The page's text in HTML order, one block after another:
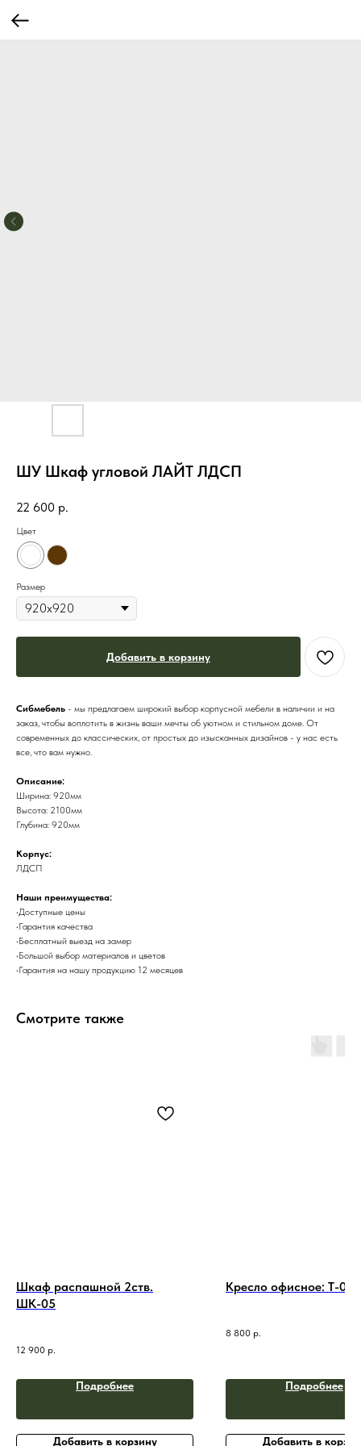
ШУ Шкаф угловой ЛАЙТ ЛДСП
22 600 р.
Цвет
Размер
Добавить в корзину
Сибмебель - мы предлагаем широкий выбор корпусной мебели в наличии и на
заказ, чтобы воплотить в жизнь ваши мечты об уютном и стильном доме. От
современных до классических, от простых до изысканных дизайнов - у нас есть
все, что вам нужно.
Описание:
Ширина: 920мм
Высота: 2100мм
Глубина: 920мм
Корпус:
ЛДСП
Наши преимущества:
•Доступные цены
•Гарантия качества
•Бесплатный выезд на замер
•Большой выбор материалов и цветов
•Гарантия на нашу продукцию 12 месяцев
Смотрите также
Шкаф распашной 2ств.
ШК-05
12 900 р.
Подробнее
Добавить в корзину
Кресло офисное: T-
8 800 р.
Подробнее
Добавить в